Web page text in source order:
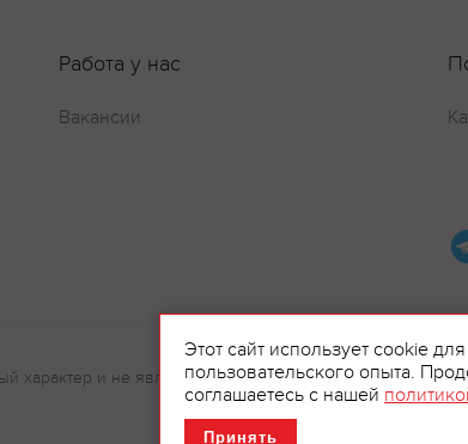
Работа у нас
Вакансии
характер и не являются рекламой.
Этот сайт использует cookie
пользовательского опыта.
соглашаетесь с нашей
Принять